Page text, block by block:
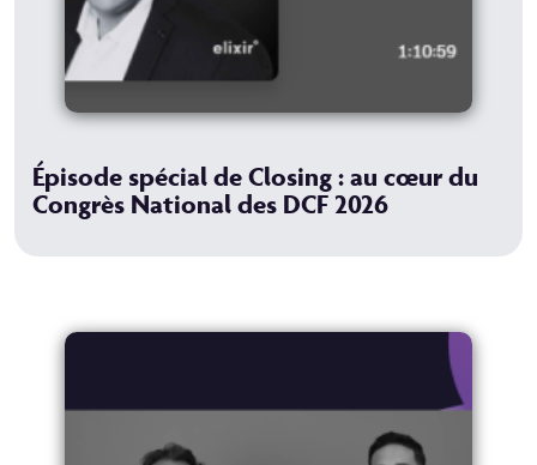
Épisode spécial de Closing : au cœur du
Congrès National des DCF 2026